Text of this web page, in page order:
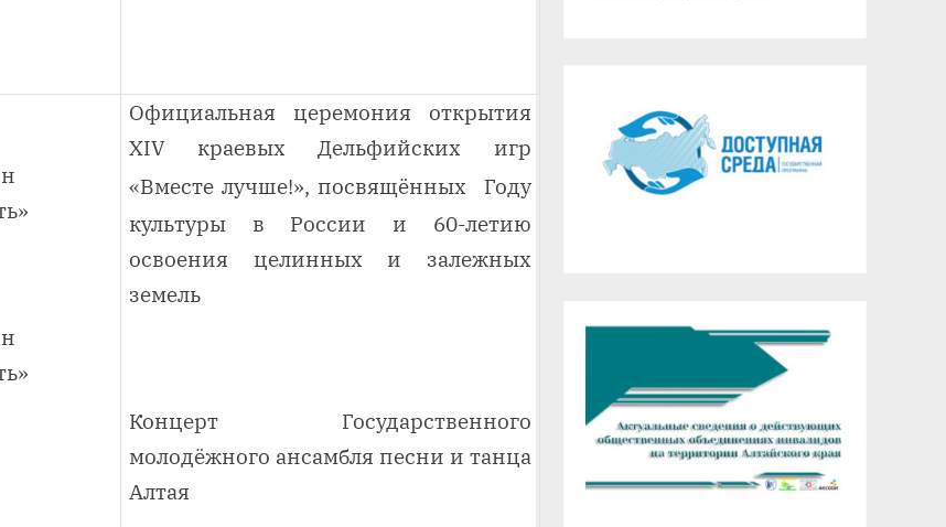
Официальная церемония открытия
XIVкраевых Дельфийских игр
«Вместе лучше!», посвящённых
Году
культуры в России и 60-летию
освоения целинных и залежных
земель
Концерт Государственного
молодёжного ансамбля песни и танца
Алтая